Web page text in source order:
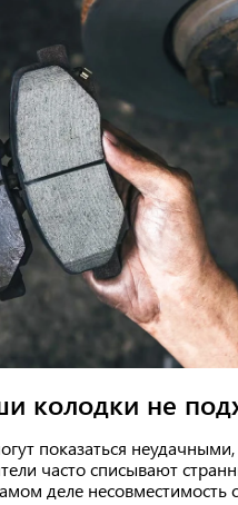
колодки не
показаться
часто списывают
деле